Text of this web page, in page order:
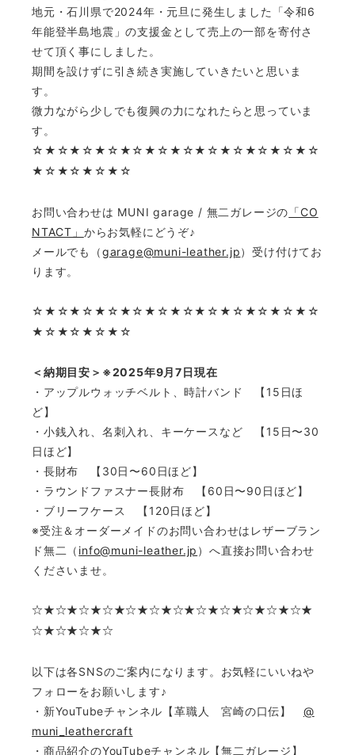
地元・石川県で2024年・元旦に発生しました「令和6
年能登半島地震」の支援金として売上の一部を寄付さ
せて頂く事にしました。
期間を設けずに引き続き実施していきたいと思いま
す。
微力ながら少しでも復興の力になれたらと思っていま
す。
☆ ★☆★☆★☆★☆★☆★☆★☆★☆★☆★☆★☆
★☆★☆★☆★☆
お問い合わせは MUNI garage / 無二ガレージの 「CO
NTACT」 からお気軽にどうぞ♪
メールでも（garage@muni-leather.jp）受け付けてお
ります。
☆ ★☆★☆★☆★☆★☆★☆★☆★☆★☆★☆★☆
★☆★☆★☆★☆
＜納期目安＞※2025年9月7日現在
・アップルウォッチベルト、時計バンド 【15日ほ
ど】
・小銭入れ、名刺入れ、キーケースなど 【15日〜30
日ほど】
・長財布 【30日〜60日ほど】
・ラウンドファスナー長財布 【60日〜90日ほど】
・ブリーフケース 【120日ほど】
※受注＆オーダーメイドのお問い合わせはレザーブラン
ド無二（ info@muni-leather.jp ）へ直接お問い合わせ
くださいませ。
☆★☆★☆★☆★☆★☆★☆★☆★☆★☆★☆★☆★
☆★☆★☆★☆
以下は各SNSのご案内になります。お気軽にいいねや
フォローをお願いします♪
・新YouTubeチャンネル【革職人 宮崎の口伝】 @
muni_leathercraft
・商品紹介のYouTubeチャンネル【無二ガレージ】